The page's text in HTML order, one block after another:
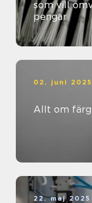
som vill
pengar
02. juni 2025
Allt om
22. maj 2025